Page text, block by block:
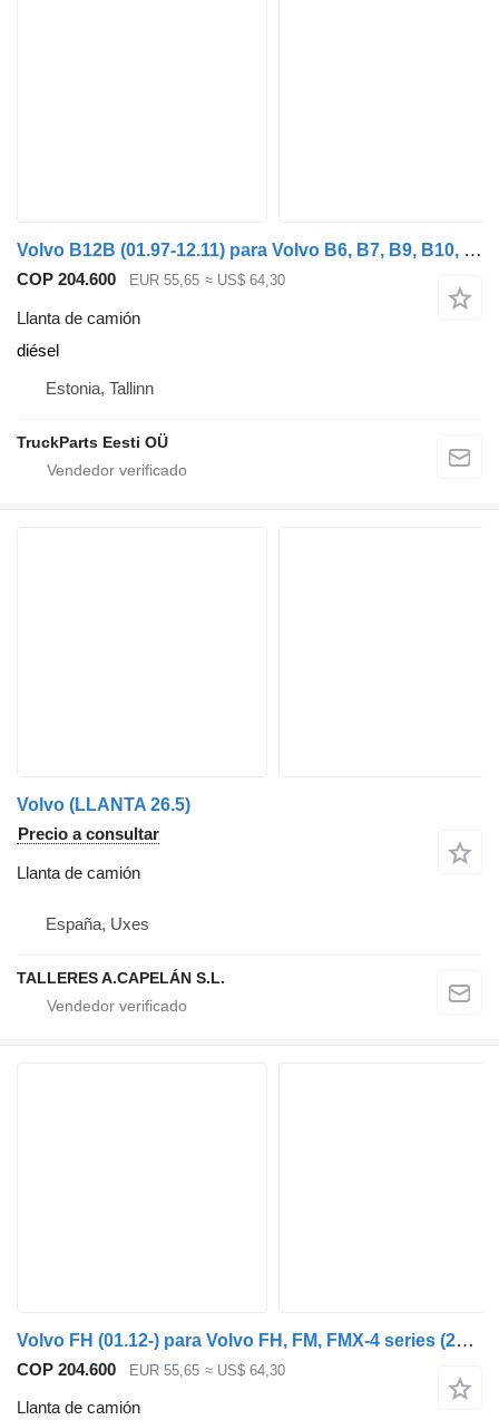
Volvo B12B (01.97-12.11) para Volvo B6, B7, B9, B10, B12 bus (1978-2011)
COP 204.600 EUR 55,65 ≈ US$ 64,30
Llanta de camión
diésel
Estonia, Tallinn
TruckParts Eesti OÜ
Volvo (LLANTA 26.5)
Precio a consultar
Llanta de camión
España, Uxes
TALLERES A.CAPELÁN S.L.
Volvo FH (01.12-) para Volvo FH, FM, FMX-4 series (2013-)
COP 204.600 EUR 55,65 ≈ US$ 64,30
Llanta de camión